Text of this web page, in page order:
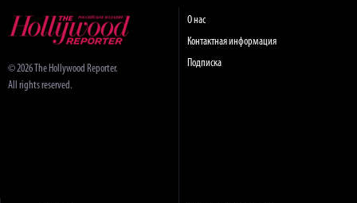
© 2026 The Hollywood Reporter.
All rights reserved.
О нас
Контактная информация
Подписка